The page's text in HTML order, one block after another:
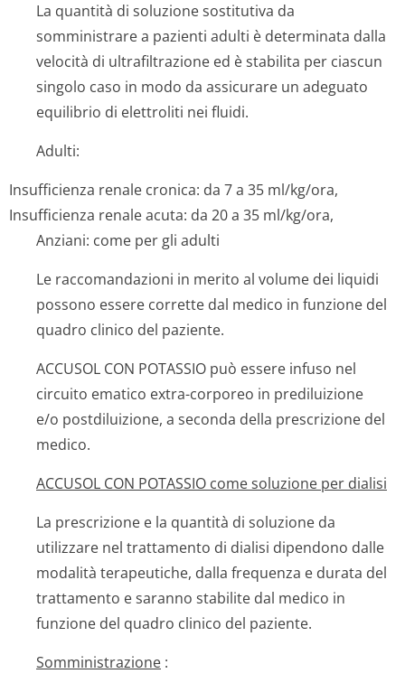
La quantità di soluzione sostitutiva da
somministrare a pazienti adulti è determinata dalla
velocità di ultrafiltrazione ed è stabilita per ciascun
singolo caso in modo da assicurare un adeguato
equilibrio di elettroliti nei fluidi.
Adulti:
Insufficienza renale cronica: da 7 a 35 ml/kg/ora,
Insufficienza renale acuta: da 20 a 35 ml/kg/ora,
Anziani: come per gli adulti
Le raccomandazioni in merito al volume dei liquidi
possono essere corrette dal medico in funzione del
quadro clinico del paziente.
ACCUSOL CON POTASSIO può essere infuso nel
circuito ematico extra-corporeo in prediluizione
e/o postdiluizione, a seconda della prescrizione del
medico.
ACCUSOL CON POTASSIO come soluzione per dialisi
La prescrizione e la quantità di soluzione da
utilizzare nel trattamento di dialisi dipendono dalle
modalità terapeutiche, dalla frequenza e durata del
trattamento e saranno stabilite dal medico in
funzione del quadro clinico del paziente.
Somministrazione :